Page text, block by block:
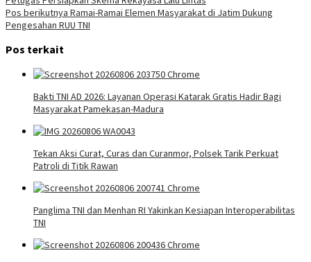
pos
Pos berikutnya Ramai-Ramai Elemen Masyarakat di Jatim Dukung
Pengesahan RUU TNI
Pos terkait
Bakti TNI AD 2026: Layanan Operasi Katarak Gratis Hadir Bagi
Masyarakat Pamekasan-Madura
Tekan Aksi Curat, Curas dan Curanmor, Polsek Tarik Perkuat
Patroli di Titik Rawan
Panglima TNI dan Menhan RI Yakinkan Kesiapan Interoperabilitas
TNI